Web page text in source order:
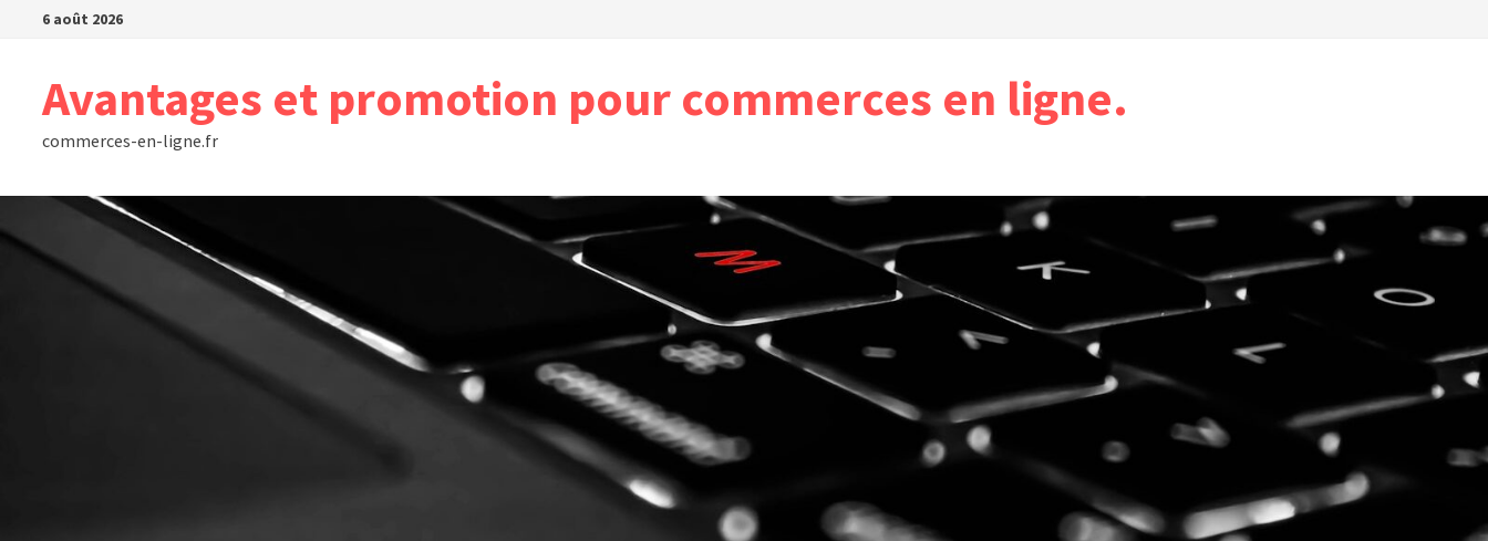
Passer6 août 2026
Avantages et promotion pour commerces en ligne.
commerces-en-ligne.fr